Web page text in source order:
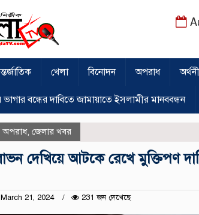
খেলা বিনোদন অপরাধ
ভাগার বন্ধের দাবিতে জামায়াতে ইসলামীর মানববন্ধন
অপরাধ, জেলার খবর
দেখিয়ে আটকে রেখে মুক্তিপণ
21, 2024 231 জন দেখেছে